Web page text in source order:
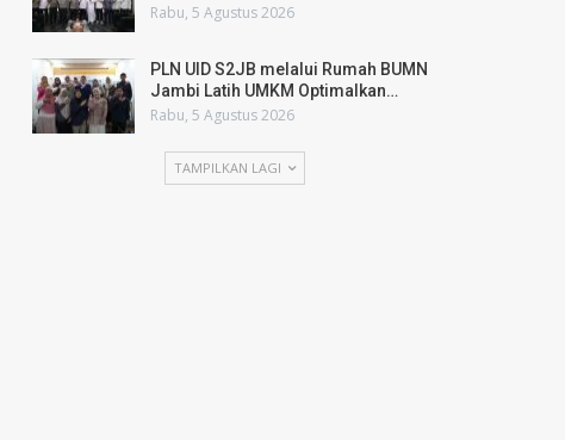
Rabu, 5 Agustus 2026
PLN UID S2JB melalui Rumah BUMN
Jambi Latih UMKM Optimalkan…
Rabu, 5 Agustus 2026
TAMPILKAN LAGI